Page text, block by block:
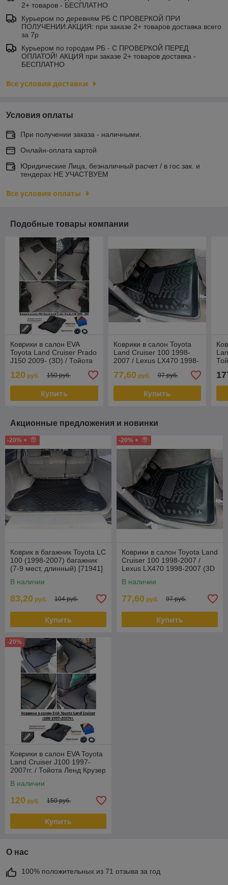
2+ товаров - БЕСПЛАТНО
Курьером по деревням РБ С ПРОВЕРКОЙ ПРИ
ПОЛУЧЕНИИ.АКЦИЯ: при заказе 2+ товаров доставка всего
за 7р
Курьером по городам РБ - С ПРОВЕРКОЙ ПЕРЕД
ОПЛАТОЙ! АКЦИЯ при заказе 2+ товаров доставка -
БЕСПЛАТНО
Все условия доставки
Условия оплаты
При получении заказа - наличными.
Онлайн-оплата картой
Юридические Лица, безналичный расчет / в гос.зак. и
тендерах НЕ УЧАСТВУЕМ
Все условия оплаты
Подобные товары компании
Коврики в салон EVA
Toyota Land Cruiser Prado
J150 2009- (3D) / Тойота
Ленд Крузер Прадо джей
150
120 руб. 150 руб.
Купить
Коврики в салон Toyota
Land Cruiser 100 1998-
2007 / Lexus LX470 1998-
2007 (3D с подпятником)
61920
77,60руб. 97 руб.
Купить
Акционные предложения и новинки
-20% +
Коврик в багажник Toyota LC
100 (1998-2007) багажник
(7-9 мест, длинный) [71941]
В наличии
83,20 руб. 104 руб.
Купить
-20% +
Коврики в салон Toyota Land
Cruiser 100 1998-2007 /
Lexus LX470 1998-2007 (3D
В наличии
77,60 руб. 97 руб.
Купить
-20%
Коврики в салон EVA Toyota
Land Cruiser J100 1997-
2007гг. / Тойота Ленд Крузер
В наличии
120 руб. 150 руб.
Купить
О нас
100% положительных из 71 отзыва за год